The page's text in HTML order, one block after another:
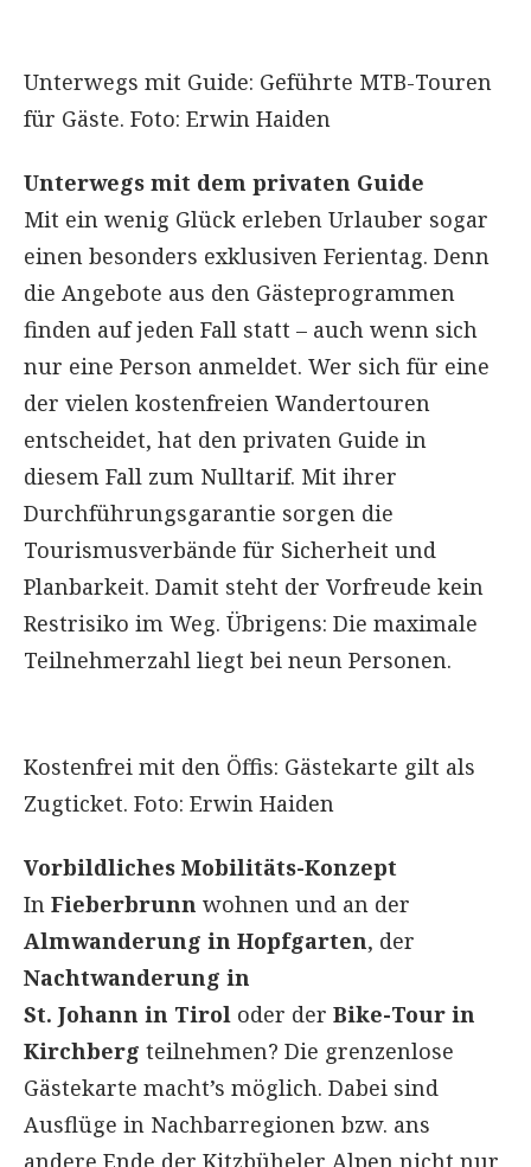
Unterwegs mit Guide: Geführte MTB-Touren
für Gäste. Foto: Erwin Haiden
Unterwegs mit dem privaten Guide
Mit ein wenig Glück erleben Urlauber sogar
einen besonders exklusiven Ferientag. Denn
die Angebote aus den Gästeprogrammen
finden auf jeden Fall statt – auch wenn sich
nur eine Person anmeldet. Wer sich für eine
der vielen kostenfreien Wandertouren
entscheidet, hat den privaten Guide in
diesem Fall zum Nulltarif. Mit ihrer
Durchführungsgarantie sorgen die
Tourismusverbände für Sicherheit und
Planbarkeit. Damit steht der Vorfreude kein
Restrisiko im Weg. Übrigens: Die maximale
Teilnehmerzahl liegt bei neun Personen.
Kostenfrei mit den Öffis: Gästekarte gilt als
Zugticket. Foto: Erwin Haiden
Vorbildliches Mobilitäts-Konzept
In Fieberbrunn wohnen und an der
Almwanderung in Hopfgarten, der
Nachtwanderung in
St. Johann in Tirol oder der Bike-Tour in
Kirchberg teilnehmen? Die grenzenlose
Gästekarte macht’s möglich. Dabei sind
Ausflüge in Nachbarregionen bzw. ans
andere Ende der Kitzbüheler Alpen nicht nur